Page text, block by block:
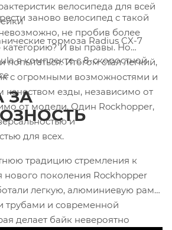
велосипеда для всей
тормоза Radius CX-7
в комплекте с 8-скоростной
заново велосипед с такой
не пробив более
И вы правы. Но
Итогом стал легкий,
с огромными возможностями и
езды, независимо от
от модели. Один Rockhopper,
и
для всех.
ЗА
традицию стремления к
нового поколения Rockhopper
легкую, алюминиевую раму
трубами и современной
делает байк невероятно